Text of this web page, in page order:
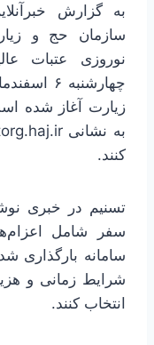
به گزارش
سازمان حج و
زیارت آغاز شده
کنند.
تسنیم در خبری
سفر شامل
سامانه بارگذاری
شرایط زمانی و
انتخاب کنند.